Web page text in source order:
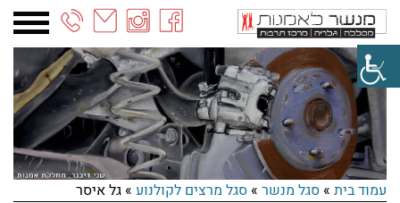
03-
6887090
עמוד בית »סגל מנשר »סגל מרצים לקולנוע »גל איסר